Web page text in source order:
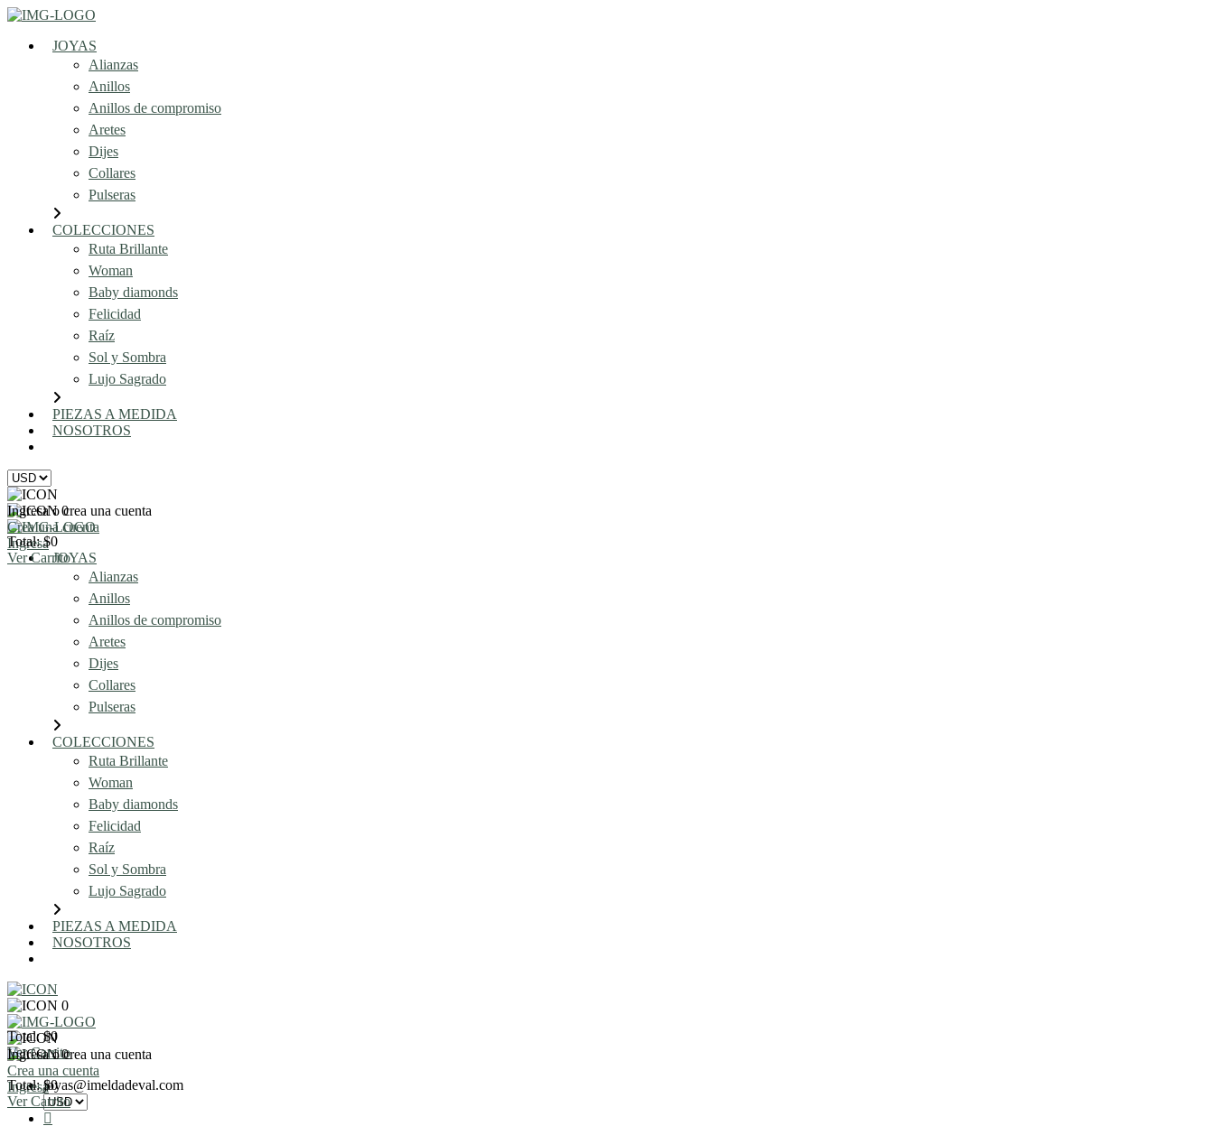
JOYAS
Alianzas
Anillos
Anillos de compromiso
Aretes
Dijes
Collares
Pulseras
COLECCIONES
Ruta Brillante
Woman
Baby diamonds
Felicidad
Raíz
Sol y Sombra
Lujo Sagrado
PIEZAS A MEDIDA
NOSOTROS
Ingresa o crea una cuenta
Crea una cuenta
Ingresa
0
Total: $0
Ver CarritoJOYAS
Alianzas
Anillos
Anillos de compromiso
Aretes
Dijes
Collares
Pulseras
COLECCIONES
Ruta Brillante
Woman
Baby diamonds
Felicidad
Raíz
Sol y Sombra
Lujo Sagrado
PIEZAS A MEDIDA
NOSOTROS
0
Total: $0
Ver Carrito
Ingresa o crea una cuenta
Crea una cuenta
Ingresa
0
Total: $0
Ver Carrito
joyas@imeldadeval.com